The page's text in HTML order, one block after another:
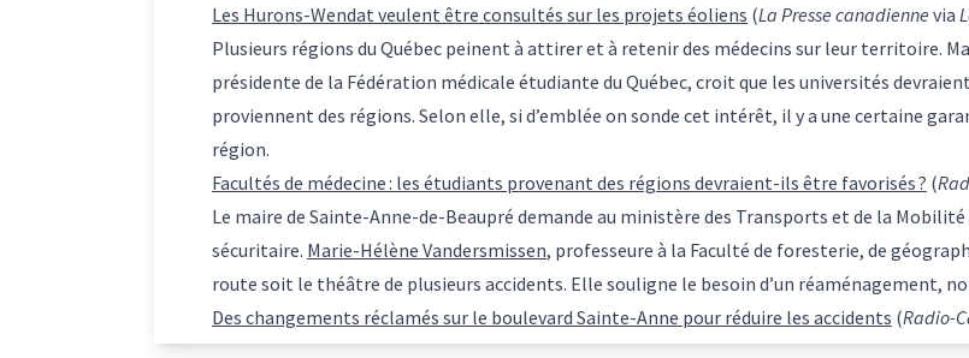
Les Hurons-Wendat veulent être consultés sur les projets éoliens (La Presse canadienne via
Plusieurs régions du Québec peinent à attirer et à retenir des médecins sur leur territoire.
présidente de la Fédération médicale étudiante du Québec, croit que les universités
proviennent des régions. Selon elle, si d’emblée on sonde cet intérêt, il y a une certaine
région.
Facultés de médecine : les étudiants provenant des régions devraient-ils être favorisés ? (
Le maire de Sainte-Anne-de-Beaupré demande au ministère des Transports et de la
sécuritaire. Marie-Hélène Vandersmissen, professeure à la Faculté de foresterie, de
route soit le théâtre de plusieurs accidents. Elle souligne le besoin d’un réaménagement,
Des changements réclamés sur le boulevard Sainte-Anne pour réduire les accidents (Radio-